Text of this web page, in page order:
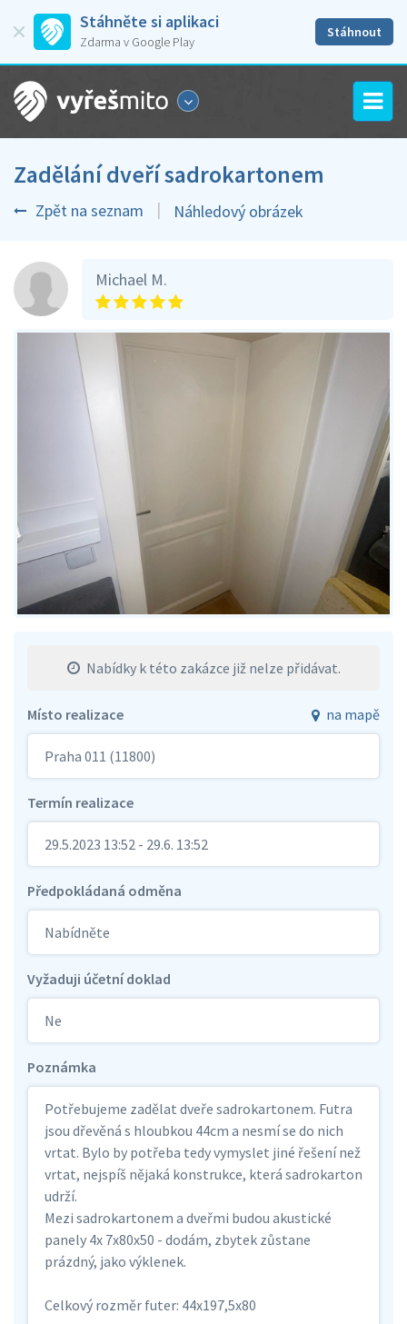
Stáhněte si aplikaci
Zdarma v Google Play
Stáhnout
Zadělání dveří sadrokartonem
Zpět na seznam Náhledový obrázek
Michael M.
Nabídky k této zakázce již nelze přidávat.
Místo realizace na mapě
Praha 011 (11800)
Termín realizace
29.5.2023 13:52 - 29.6. 13:52
Předpokládaná odměna
Nabídněte
Vyžaduji účetní doklad
Ne
Poznámka
Potřebujeme zadělat dveře sadrokartonem. Futra
jsou dřevěná s hloubkou 44cm a nesmí se do nich
vrtat. Bylo by potřeba tedy vymyslet jiné řešení než
vrtat, nejspíš nějaká konstrukce, která sadrokarton
udrží.
Mezi sadrokartonem a dveřmi budou akustické
panely 4x 7x80x50 - dodám, zbytek zůstane
prázdný, jako výklenek.
Celkový rozměr futer: 44x197,5x80